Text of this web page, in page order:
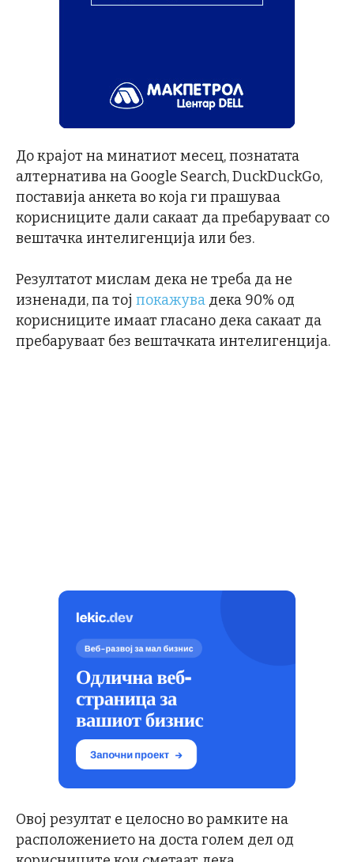
До крајот на минатиот месец, познатата
алтернатива на Google Search, DuckDuckGo,
поставија анкета во која ги прашуваа
корисниците дали сакаат да пребаруваат со
вештачка интелигенција или без.
Резултатот мислам дека не треба да не
изненади, па тој покажува дека 90% од
корисниците имаат гласано дека сакаат да
пребаруваат без вештачката интелигенција.
Овој резултат е целосно во рамките на
расположението на доста голем дел од